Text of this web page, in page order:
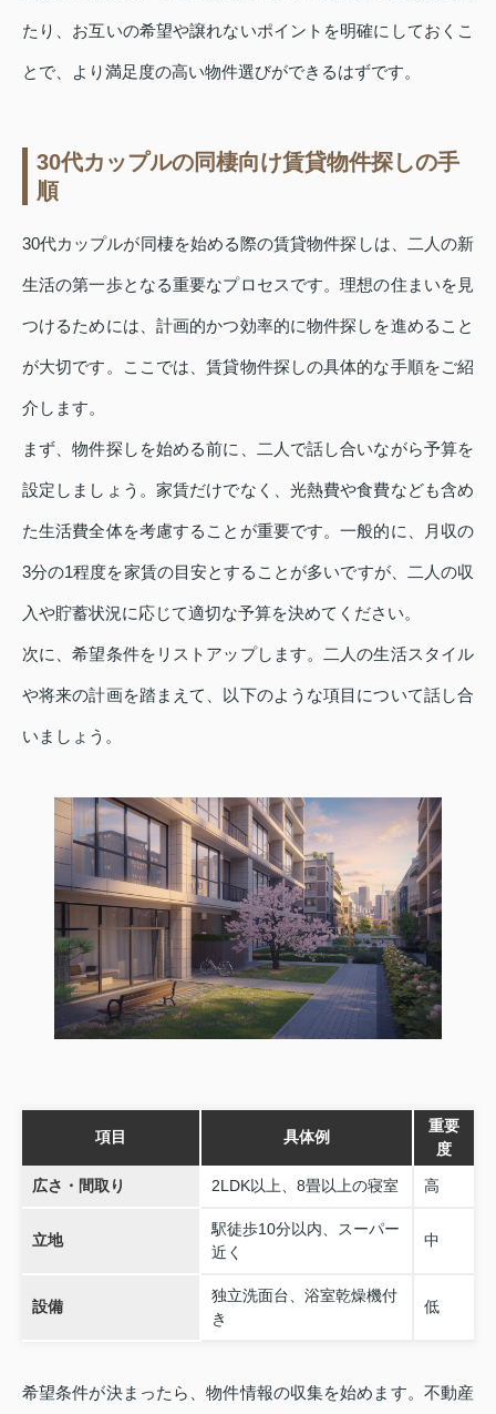
たり、お互いの希望や譲れないポイントを明確にしておくこ
とで、より満足度の高い物件選びができるはずです。
30代カップルの同棲向け賃貸物件探しの手
順
30代カップルが同棲を始める際の賃貸物件探しは、二人の新
生活の第一歩となる重要なプロセスです。理想の住まいを見
つけるためには、計画的かつ効率的に物件探しを進めること
が大切です。ここでは、賃貸物件探しの具体的な手順をご紹
介します。
まず、物件探しを始める前に、二人で話し合いながら予算を
設定しましょう。家賃だけでなく、光熱費や食費なども含め
た生活費全体を考慮することが重要です。一般的に、月収の
3分の1程度を家賃の目安とすることが多いですが、二人の収
入や貯蓄状況に応じて適切な予算を決めてください。
次に、希望条件をリストアップします。二人の生活スタイル
や将来の計画を踏まえて、以下のような項目について話し合
いましょう。
項目 具体例
重要
度
広さ・間取り 2LDK以上、8畳以上の寝室 高
立地
駅徒歩10分以内、スーパー
近く
中
設備
独立洗面台、浴室乾燥機付
き
低
希望条件が決まったら、物件情報の収集を始めます。不動産